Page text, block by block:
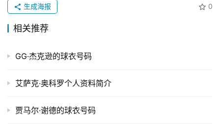
免
办
0
生成海报
相关推荐
GG·杰克逊的球衣号码
艾萨克·奥科罗个人资料简介
贾马尔·谢德的球衣号码